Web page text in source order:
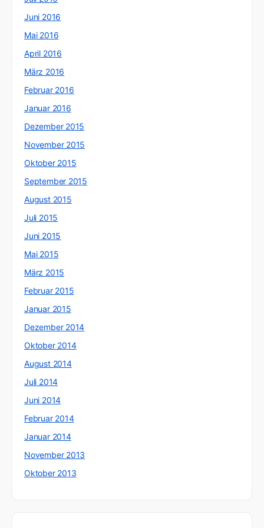
Juni 2016
Mai 2016
April 2016
März 2016
Februar 2016
Januar 2016
Dezember 2015
November 2015
Oktober 2015
September 2015
August 2015
Juli 2015
Juni 2015
Mai 2015
März 2015
Februar 2015
Januar 2015
Dezember 2014
Oktober 2014
August 2014
Juli 2014
Juni 2014
Februar 2014
Januar 2014
November 2013
Oktober 2013